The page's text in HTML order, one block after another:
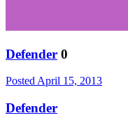
Defender 0
Posted April 15, 2013
Defender